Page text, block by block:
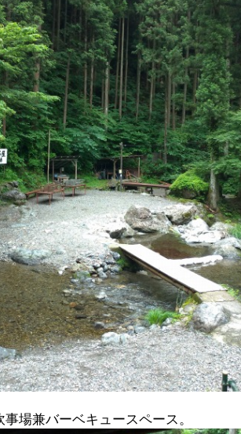
場兼バーベキュースペース。